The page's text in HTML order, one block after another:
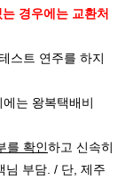
경우에는 교환처
스트 연주를 하지
는 왕복택배비
를 확인하고 신속히
님 부담. / 단, 제주